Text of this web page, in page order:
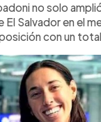
no solo
Salvador en el
con un